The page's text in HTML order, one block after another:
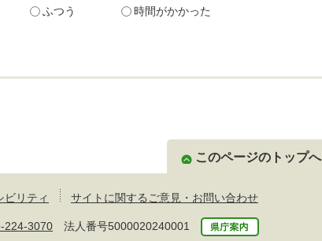
ふつう 時間がかかった
このページのトップへ
ビリティ サイトに関するご意見・お問い合わせ
224-3070 法人番号5000020240001